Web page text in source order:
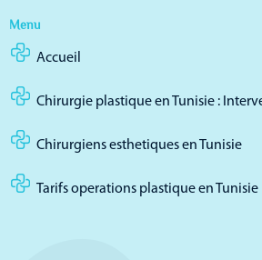
Menu
Accueil
Chirurgie plastique en Tunisie :
Chirurgiens esthetiques en Tunisie
Tarifs operations plastique en Tunisie